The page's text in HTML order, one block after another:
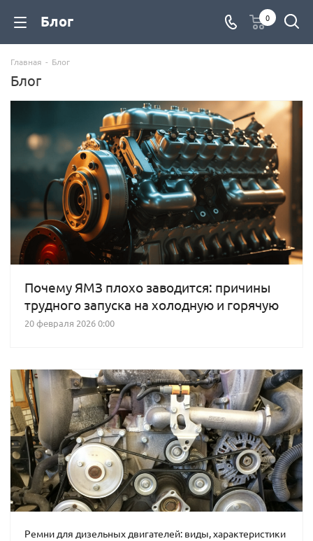
Блог 0
Главная - Блог
Блог
Почему ЯМЗ плохо заводится: причины
трудного запуска на холодную и горячую
20 февраля 2026 0:00
Ремни для дизельных двигателей: виды, характеристики